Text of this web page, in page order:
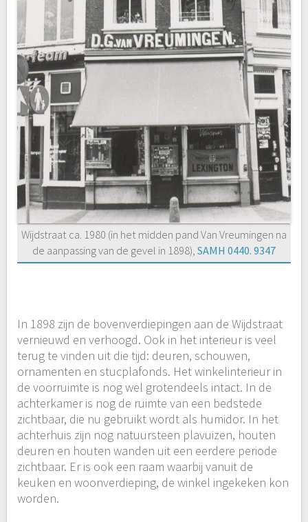
Wijdstraat ca. 1980 (in het midden pand Van Vreumingen na
de aanpassing van de gevel in 1898), SAMH 0440. 9347
In 1898 zijn de bovenverdiepingen aan de Wijdstraat
vernieuwd en verhoogd. Ook in het interieur is veel
terug te vinden uit die tijd: deuren, schouwen,
ornamenten en stucplafonds. Het winkelinterieur in
de voorruimte is nog wel grotendeels intact. In de
achterkamer is nog de ruimte van een bedstede
zichtbaar, die nu gebruikt wordt als humidor. In het
achterhuis zijn nog natuursteen plavuizen, houten
deuren en houten wanden uit een eerdere periode
zichtbaar. Er is ook een raam waarbij vanuit de
keuken en woonverdieping, de winkel ingekeken kon
worden.